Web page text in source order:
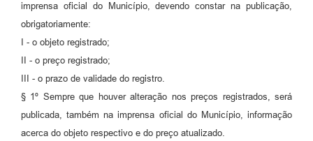
imprensa oficial do Município, devendo constar na publicação,
obrigatoriamente:
I - o objeto registrado;
II - o preço registrado;
III - o prazo de validade do registro.
§ 1º Sempre que houver alteração nos preços registrados, será
publicada, também na imprensa oficial do Município, informação
acerca do objeto respectivo e do preço atualizado.